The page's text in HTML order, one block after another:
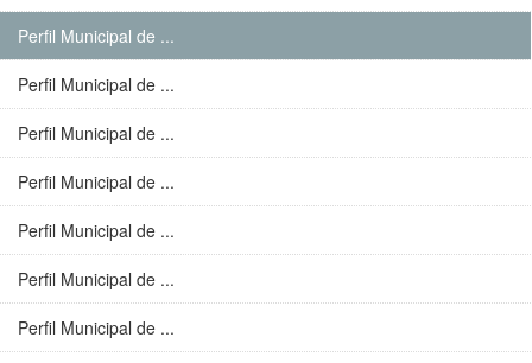
Perfil Municipal de ...
Perfil Municipal de ...
Perfil Municipal de ...
Perfil Municipal de ...
Perfil Municipal de ...
Perfil Municipal de ...
Perfil Municipal de ...